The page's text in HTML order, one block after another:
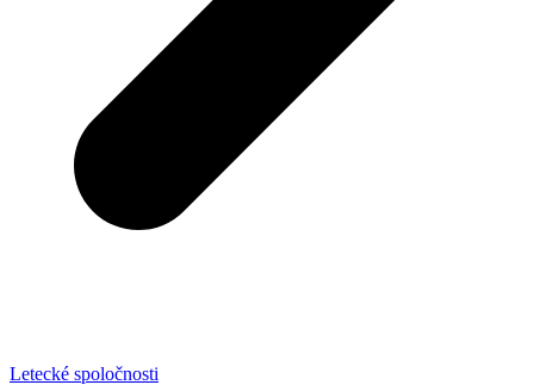
Letecké spoločnosti